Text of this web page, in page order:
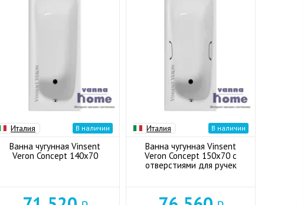
Италия В наличии
Ванна чугунная Vinsent
Veron Concept 140x70
Италия В наличии
Ванна чугунная Vinsent
Veron Concept 150x70 с
отверстиями для ручек